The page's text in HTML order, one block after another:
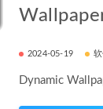
2024-05-19
Dynamic